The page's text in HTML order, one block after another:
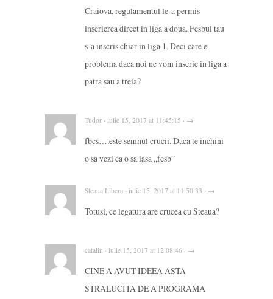
Craiova, regulamentul le-a permis
inscrierea direct in liga a doua. Fcsbul tau
s-a inscris chiar in liga 1. Deci care e
problema daca noi ne vom inscrie in liga a
patra sau a treia?
Tudor · iulie 15, 2017 at 11:45:15 · →
fbcs….este semnul crucii. Daca te inchini
o sa vezi ca o sa iasa „fcsb”
Steaua Libera · iulie 15, 2017 at 11:50:33 · →
Totusi, ce legatura are crucea cu Steaua?
catalin · iulie 15, 2017 at 12:08:46 · →
CINE A AVUT IDEEA ASTA
STRALUCITA DE A PROGRAMA